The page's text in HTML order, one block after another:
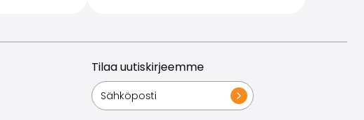
Tilaa uutiskirjeemme